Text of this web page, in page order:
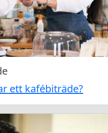
ett kafébiträde?